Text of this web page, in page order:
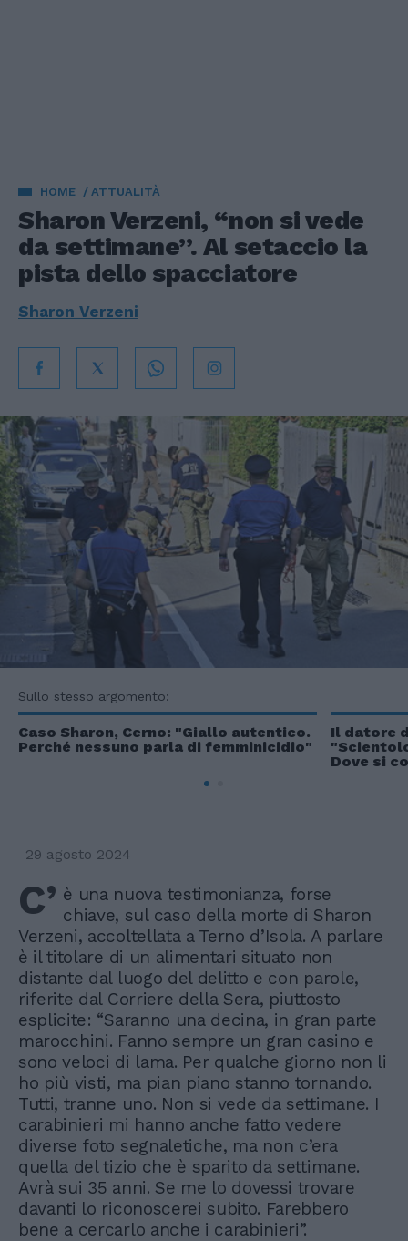
HOME ATTUALITÀ
Sharon Verzeni, “non si vede
da settimane”. Al setaccio la
pista dello spacciatore
Sharon Verzeni
Sullo stesso argomento:
Caso Sharon, Cerno: "Giallo autentico.
Perché nessuno parla di femminicidio"
Il datore
Dove si
29 agosto 2024
C’ è una nuova testimonianza, forse
chiave, sul caso della morte di Sharon
Verzeni, accoltellata a Terno d’Isola. A parlare
è il titolare di un alimentari situato non
distante dal luogo del delitto e con parole,
riferite dal Corriere della Sera, piuttosto
esplicite: “Saranno una decina, in gran parte
marocchini. Fanno sempre un gran casino e
sono veloci di lama. Per qualche giorno non li
ho più visti, ma pian piano stanno tornando.
Tutti, tranne uno. Non si vede da settimane. I
carabinieri mi hanno anche fatto vedere
diverse foto segnaletiche, ma non c’era
quella del tizio che è sparito da settimane.
Avrà sui 35 anni. Se me lo dovessi trovare
davanti lo riconoscerei subito. Farebbero
bene a cercarlo anche i carabinieri”.